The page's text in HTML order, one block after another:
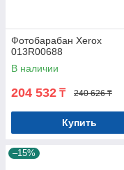
Фотобарабан Xerox
013R00688
В наличии
204 532 ₸ 240 626 ₸
Купить
–15%